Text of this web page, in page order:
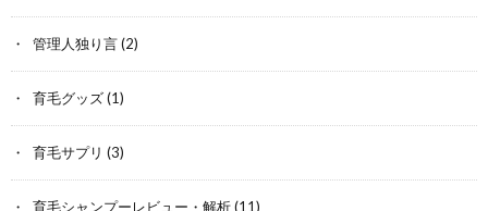
管理人独り言(2)
育毛グッズ(1)
育毛サプリ (3)
育毛シャンプーレビュー・解析(11)